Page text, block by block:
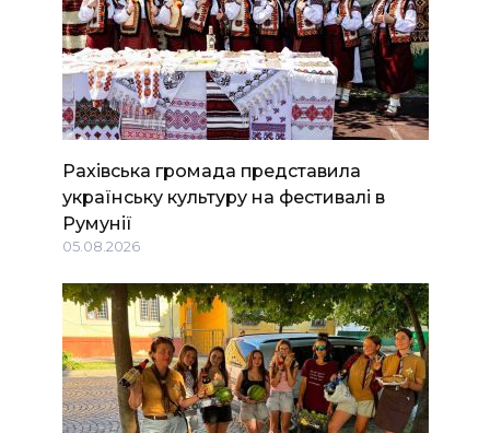
Рахівська громада представила
українську культуру на фестивалі в
Румунії
05.08.2026